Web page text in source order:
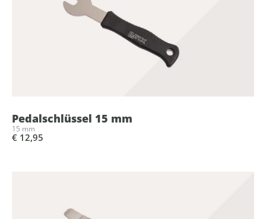
Pedalschlüssel 15 mm
15 mm
€ 12,95